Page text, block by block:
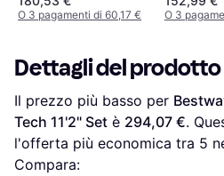
O 3 pagamenti di 60,17 € O 3
Dettagli del prodotto
Il prezzo più basso per
Tech 11'2" Set è 294,07 €.
l'offerta più economica tra 5
Compara: